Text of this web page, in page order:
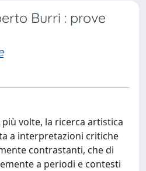
Burri : prove
volte, la ricerca artistica
a interpretazioni critiche
contrastanti, che di
a periodi e contesti